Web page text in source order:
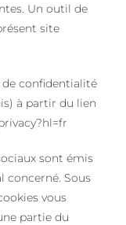
Un outil de
site
confidentialité
à partir du lien
sont émis
concerné. Sous
vous
partie du